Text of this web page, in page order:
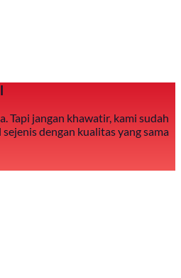
Tapi jangan khawatir, kami sudah
dengan kualitas yang sama